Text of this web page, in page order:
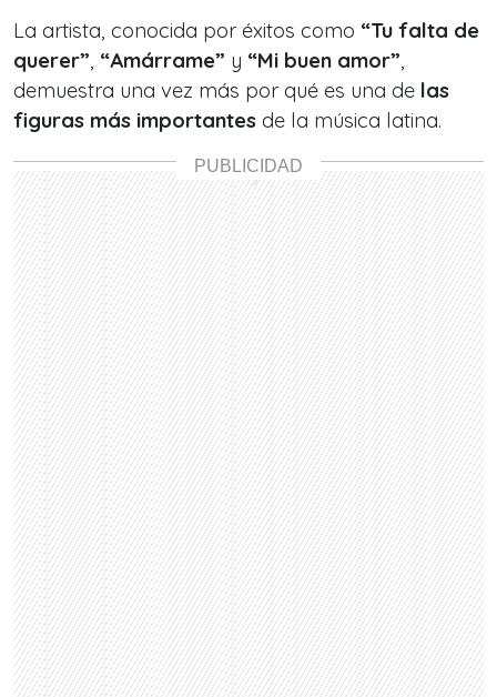
La artista, conocida por éxitos como “Tu falta de
querer”, “Amárrame” y “Mi buen amor”,
demuestra una vez más por qué es una de las
figuras más importantes de la música latina.